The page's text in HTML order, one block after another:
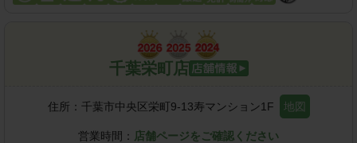
千葉栄町店
住所： 千葉市中央区栄町9-13寿マンション1F 地図
営業時間： 店舗ページをご確認ください